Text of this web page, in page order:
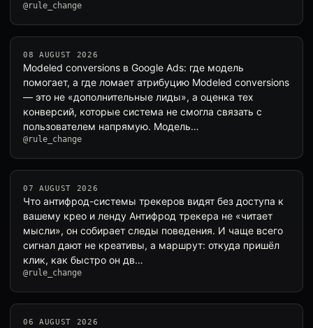
@rule_change
08 AUGUST 2026
Modeled conversions в Google Ads: где модель
помогает, а где ломает атрибуцию Modeled conversions
— это не «дополнительные лиды», а оценка тех
конверсий, которые система не смогла связать с
пользователем напрямую. Модель…
@rule_change
07 AUGUST 2026
Что антифрод-системы трекеров видят без доступа к
вашему крео и ленду Антифрод трекера не «читает
мысли», он собирает следы поведения. И чаще всего
сигнал дают не креативы, а маршрут: откуда пришёл
клик, как быстро он дв…
@rule_change
06 AUGUST 2026